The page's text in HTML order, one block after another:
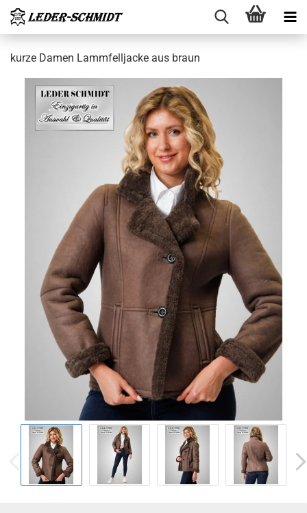
kurze Damen Lamm­fell­ja­cke aus braun